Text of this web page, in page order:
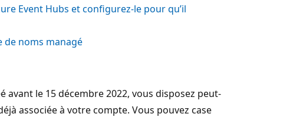
Event Hubs et configurez-le pour qu’il
de noms managé
le 15 décembre 2022, vous disposez peut-
associée à votre compte. Vous pouvez case